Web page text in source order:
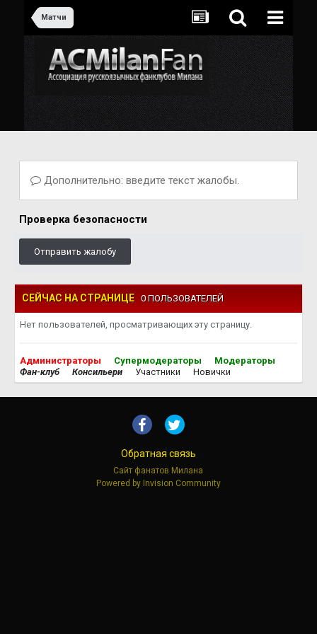
Матчи
Дополнительно: введите текст жалобы.
Проверка безопасности
Отправить жалобу
СЕЙЧАС НА СТРАНИЦЕ 0 ПОЛЬЗОВАТЕЛЕЙ
Нет пользователей, просматривающих эту страницу.
Администраторы Супермодераторы
Модераторы
Фан-клуб
Консильери Участники Новички
Обратная связь
Сайт фанатов Милана
Powered by Invision Community